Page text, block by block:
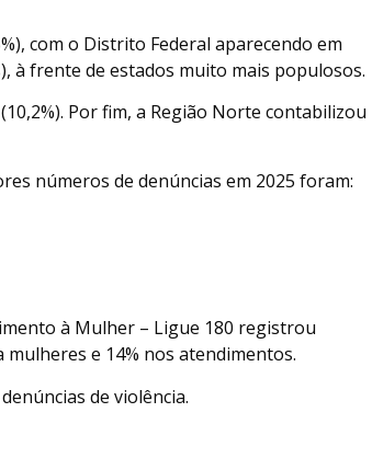
com o Distrito Federal aparecendo em
à frente de estados muito mais populosos.
Por fim, a Região Norte contabilizou
números de denúncias em 2025 foram:
à Mulher – Ligue 180 registrou
e 14% nos atendimentos.
de violência.